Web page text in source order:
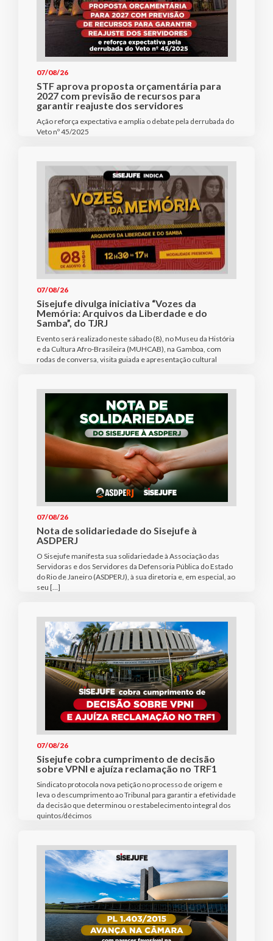
07/08/26
STF aprova proposta orçamentária para
2027 com previsão de recursos para
garantir reajuste dos servidores
Ação reforça expectativa e amplia o debate pela derrubada do
Veto nº 45/2025
07/08/26
Sisejufe divulga iniciativa “Vozes da
Memória: Arquivos da Liberdade e do
Samba”, do TJRJ
Evento será realizado neste sábado (8), no Museu da História
e da Cultura Afro-Brasileira (MUHCAB), na Gamboa, com
rodas de conversa, visita guiada e apresentação cultural
07/08/26
Nota de solidariedade do Sisejufe à
ASDPERJ
O Sisejufe manifesta sua solidariedade à Associação das
Servidoras e dos Servidores da Defensoria Pública do Estado
do Rio de Janeiro (ASDPERJ), à sua diretoria e, em especial, ao
seu […]
07/08/26
Sisejufe cobra cumprimento de decisão
sobre VPNI e ajuíza reclamação no TRF1
Sindicato protocola nova petição no processo de origem e
leva o descumprimento ao Tribunal para garantir a efetividade
da decisão que determinou o restabelecimento integral dos
quintos/décimos